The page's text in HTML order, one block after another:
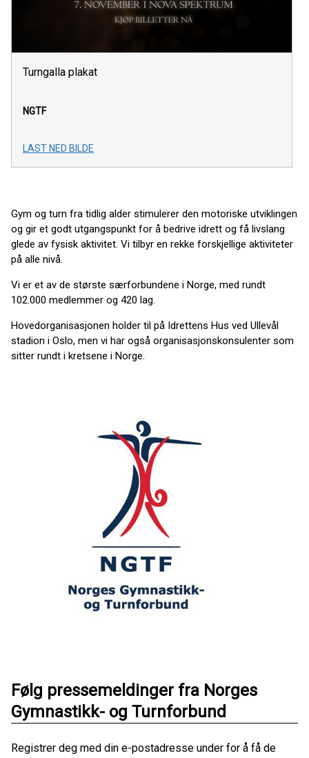
Turngalla plakat
NGTF
LAST NED BILDE
Gym og turn fra tidlig alder stimulerer den motoriske utviklingen
og gir et godt utgangspunkt for å bedrive idrett og få livslang
glede av fysisk aktivitet. Vi tilbyr en rekke forskjellige aktiviteter
på alle nivå.
Vi er et av de største særforbundene i Norge, med rundt
102.000 medlemmer og 420 lag.
Hovedorganisasjonen holder til på Idrettens Hus ved Ullevål
stadion i Oslo, men vi har også organisasjonskonsulenter som
sitter rundt i kretsene i Norge.
Følg pressemeldinger fra Norges
Gymnastikk- og Turnforbund
Registrer deg med din e-postadresse under for å få de